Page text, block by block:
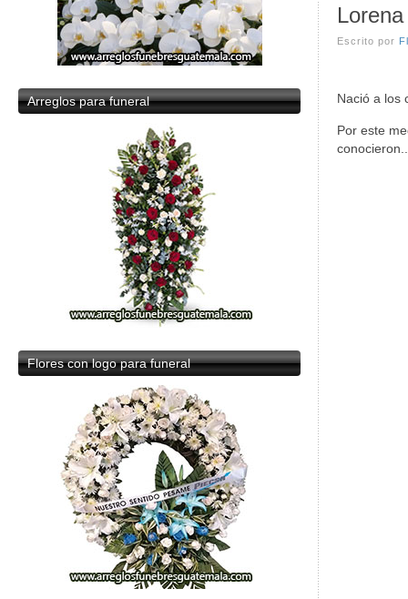
Escrito por
Nació a los
Por este
conocieron..
Arreglospara funeral
Florescon logo para funeral